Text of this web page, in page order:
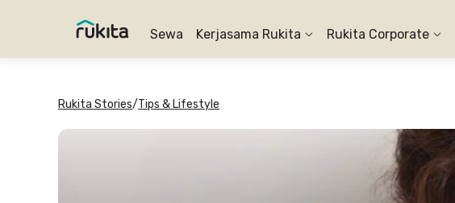
Sewa Kerjasama Rukita Rukita Corporate
Rukita Stories/Tips & Lifestyle